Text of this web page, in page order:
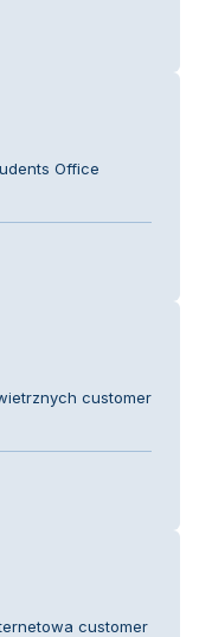
Office
customer
customer